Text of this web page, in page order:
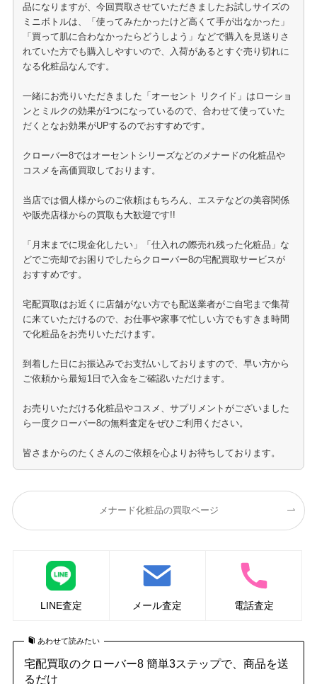
品になりますが、今回買取させていただきましたお試しサイズの
ミニボトルは、「使ってみたかったけど高くて手が出なかった」
「買って肌に合わなかったらどうしよう」などで購入を見送りさ
れていた方でも購入しやすいので、入荷があるとすぐ売り切れに
なる化粧品なんです。
一緒にお売りいただきました「オーセント リクイド」はローショ
ンとミルクの効果が1つになっているので、合わせて使っていた
だくとなお効果がUPするのでおすすめです。
クローバー8ではオーセントシリーズなどのメナードの化粧品や
コスメを高価買取しております。
当店では個人様からのご依頼はもちろん、エステなどの美容関係
や販売店様からの買取も大歓迎です!!
「月末までに現金化したい」「仕入れの際売れ残った化粧品」な
どでご売却でお困りでしたらクローバー8の宅配買取サービスが
おすすめです。
宅配買取はお近くに店舗がない方でも配送業者がご自宅まで集荷
に来ていただけるので、お仕事や家事で忙しい方でもすきま時間
で化粧品をお売りいただけます。
到着した日にお振込みでお支払いしておりますので、早い方から
ご依頼から最短1日で入金をご確認いただけます。
お売りいただける化粧品やコスメ、サプリメントがございました
ら一度クローバー8の無料査定をぜひご利用ください。
皆さまからのたくさんのご依頼を心よりお待ちしております。
メナード化粧品の買取ページ
LINE査定 メール査定 電話査定
あわせて読みたい
宅配買取のクローバー8 簡単3ステップで、商品を送
るだけ